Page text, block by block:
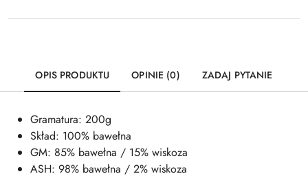
OPIS PRODUKTU OPINIE (0) ZADAJ PYTANIE
Gramatura: 200g
Skład: 100% bawełna
GM: 85% bawełna / 15% wiskoza
ASH: 98% bawełna / 2% wiskoza